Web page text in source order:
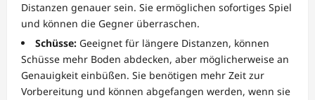
Distanzen genauer sein. Sie ermöglichen sofortiges Spiel
und können die Gegner überraschen.
Schüsse: Geeignet für längere Distanzen, können
Schüsse mehr Boden abdecken, aber möglicherweise an
Genauigkeit einbüßen. Sie benötigen mehr Zeit zur
Vorbereitung und können abgefangen werden, wenn sie